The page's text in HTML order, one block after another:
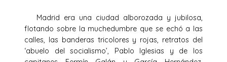
Madrid era una ciudad alborozada y jubilosa,
flotando sobre la muchedumbre que se echó a las
calles, las banderas tricolores y rojas, retratos del
‘abuelo del socialismo’, Pablo Iglesias y de los